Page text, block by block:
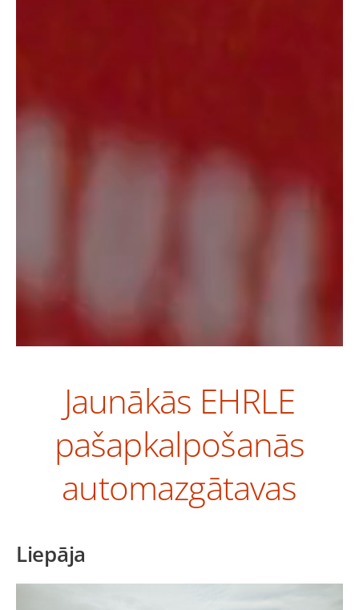
Jaunākās EHRLE
pašapkalpošanās
automazgātavas
Liepāja